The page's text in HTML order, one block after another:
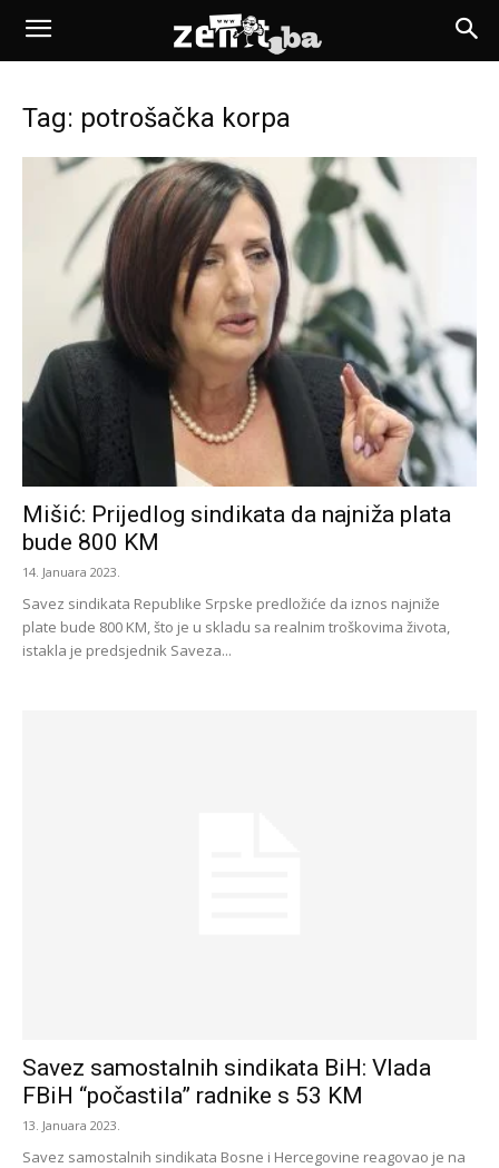
Tag: potrošačka korpa
Mišić: Prijedlog sindikata da najniža plata
bude 800 KM
14. Januara 2023.
Savez sindikata Republike Srpske predložiće da iznos najniže
plate bude 800 KM, što je u skladu sa realnim troškovima života,
istakla je predsjednik Saveza...
Savez samostalnih sindikata BiH: Vlada
FBiH “počastila” radnike s 53 KM
13. Januara 2023.
Savez samostalnih sindikata Bosne i Hercegovine reagovao je na